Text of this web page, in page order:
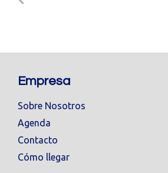
Empresa
Sobre Nosotros
Agenda
Contacto
Cómo llegar